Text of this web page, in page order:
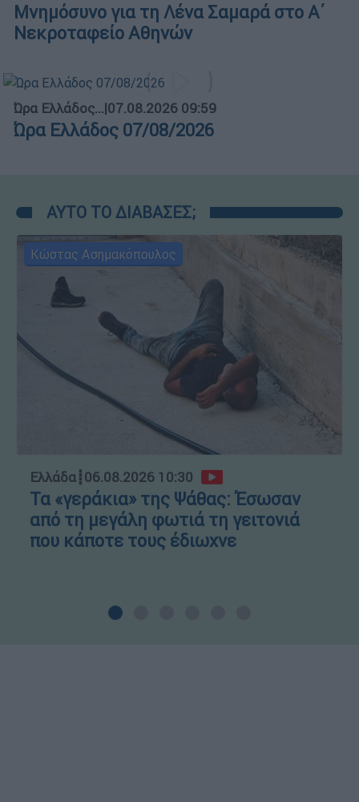
Μνημόσυνο για τη Λένα Σαμαρά στο Α΄
Νεκροταφείο Αθηνών
Ώρα Ελλάδος...|07.08.2026 09:59
Ώρα Ελλάδος 07/08/2026
ΑΥΤΟ ΤΟ ΔΙΑΒΑΣΕΣ;
Κώστας Ασημακόπουλος
Ελλάδα┋06.08.2026 10:30
Τα «γεράκια» της Ψάθας: Έσωσαν
από τη μεγάλη φωτιά τη γειτονιά
που κάποτε τους έδιωχνε